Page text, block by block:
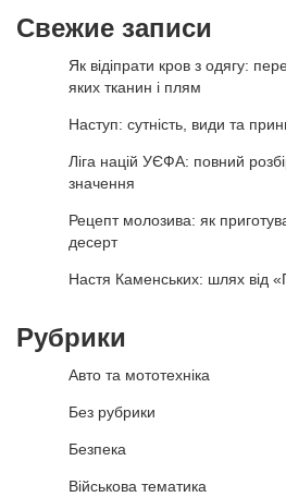
Свежие записи
Як відіпрати кров з одягу:
яких тканин і плям
Наступ: сутність, види та
Ліга націй УЄФА: повний
значення
Рецепт молозива: як
десерт
Настя Каменських: шлях від
Рубрики
Авто та мототехніка
Без рубрики
Безпека
Військова тематика